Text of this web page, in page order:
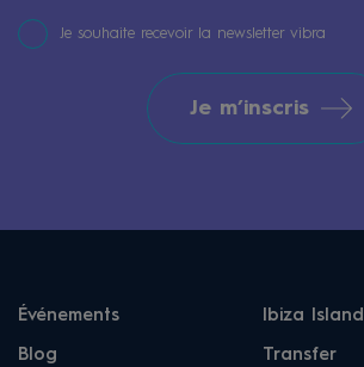
Je souhaite recevoir la newsletter vibra
Je m’inscris
Événements Ibiza Island
Blog Transfer